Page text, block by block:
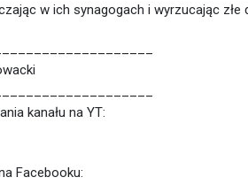
w ich synagogach i wyrzucając złe
kanału na YT:
Facebooku: